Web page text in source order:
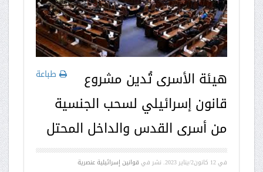
طباعة
هيئة الأسرى تُدين مشروع
قانون إسرائيلي لسحب الجنسية
من أسرى القدس والداخل المحتل
في12 كانون2/يناير 2023 . نشر في قوانين إسرائيلية عنصرية